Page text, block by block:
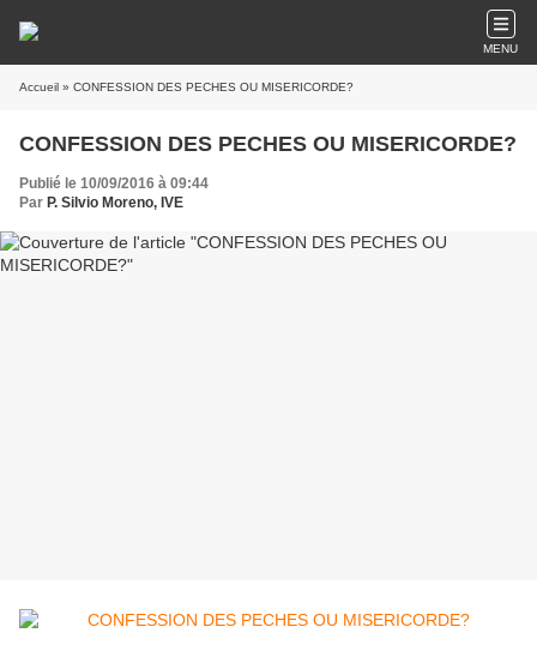
MENU
Accueil » CONFESSION DES PECHES OU MISERICORDE?
CONFESSION DES PECHES OU MISERICORDE?
Publié le 10/09/2016 à 09:44
Par P. Silvio Moreno, IVE